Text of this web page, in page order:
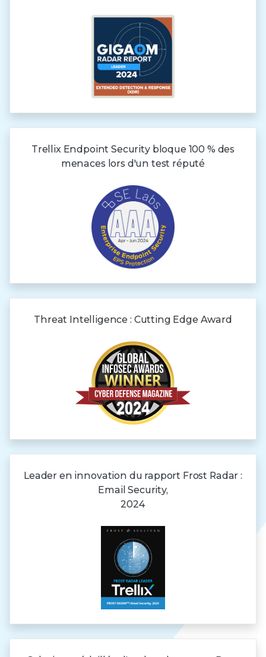
Trellix Endpoint Security bloque 100 % des
menaces lors d'un test réputé
Threat Intelligence : Cutting Edge Award
Leader en innovation du rapport Frost Radar :
Email Security,
2024